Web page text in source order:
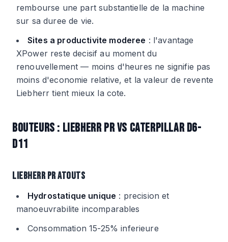
rembourse une part substantielle de la machine
sur sa duree de vie.
Sites a productivite moderee : l'avantage
XPower reste decisif au moment du
renouvellement — moins d'heures ne signifie pas
moins d'economie relative, et la valeur de revente
Liebherr tient mieux la cote.
BOUTEURS : LIEBHERR PR VS CATERPILLAR D6-
D11
LIEBHERR PR ATOUTS
Hydrostatique unique : precision et
manoeuvrabilite incomparables
Consommation 15-25% inferieure